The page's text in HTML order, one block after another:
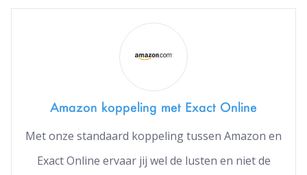
Amazon koppeling met Exact Online
Met onze standaard koppeling tussen Amazon en
Exact Online ervaar jij wel de lusten en niet de